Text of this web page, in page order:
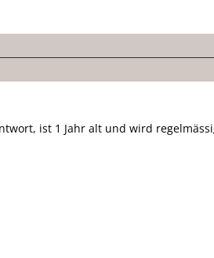
ist 1 Jahr alt und wird